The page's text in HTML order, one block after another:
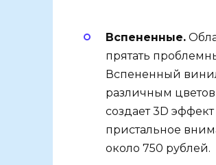
Вспененные.
прятать
Вспененный винил
различным
создает 3D
пристальное
около 750 рублей.